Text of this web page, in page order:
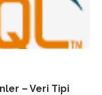
– Veri Tipi